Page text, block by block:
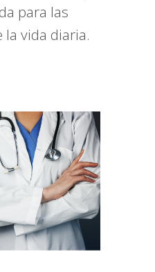
para las
la vida diaria.